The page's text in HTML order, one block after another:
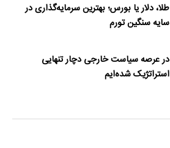
طلا، دلار یا بورس؛ بهترین سرمایه‌گذاری در
سایه سنگین تورم
در عرصه سیاست خارجی دچار تنهایی
استراتژیک شده‌ایم